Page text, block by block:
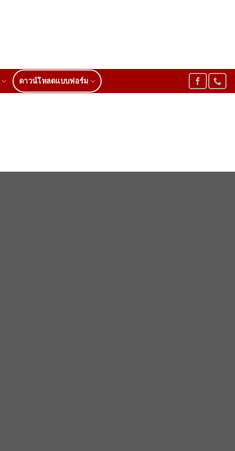
ดาวน์โหลดแบบฟอร์ม